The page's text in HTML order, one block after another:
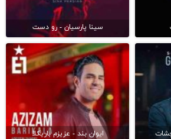
سینا پارسیان - رو دست
ایوان بند - عزیزم باریکلا